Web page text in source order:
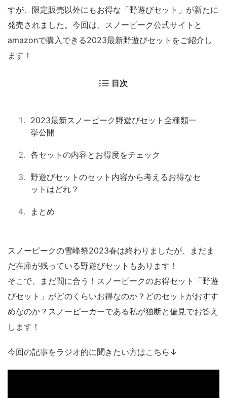
すが、限定販売以外にもお得な「野遊びセット」が新たに
発売されました。今回は、スノーピーク公式サイトと
amazonで購入できる2023最新野遊びセットをご紹介し
ます！
目次
2023最新スノーピーク野遊びセット全種類一
挙公開
各セットの内容とお得度をチェック
野遊びセットのセット内容から考えるお得なセ
ットはどれ？
まとめ
スノーピークの雪峰祭2023春は終わりましたが、まだま
だ在庫が残っている野遊びセットもあります！
そこで、まだ間に合う！スノーピークのお得セット「野遊
びセット」がどのくらいお得なのか？どのセットがおすす
めなのか？スノーピーカーである私が独断と偏見でお答え
します！
今回の記事をラジオ的に聞きたい方はこちら↓